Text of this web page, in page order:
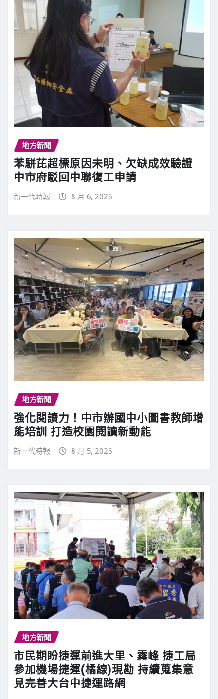
地方新聞
苯駢芘超標原因未明、欠缺成效驗證
中市府駁回中聯復工申請
新一代時報 8 月 6, 2026
地方新聞
強化閱讀力！中市辦國中小圖書教師增
能培訓 打造校園閱讀新動能
新一代時報 8 月 5, 2026
地方新聞
市民期盼捷運前進大里、霧峰 捷工局
參加機場捷運(橘線)現勘 持續蒐集意
見完善大台中捷運路網